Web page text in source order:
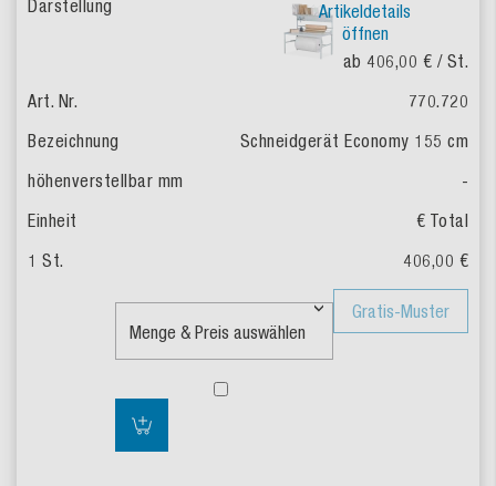
Artikeldetails
öffnen
ab 406,00 € / St.
770.720
Schneidgerät Economy 155 cm
-
€ Total
406,00 €
Gratis-Muster